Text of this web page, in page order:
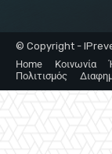
© Copyright -
Home
Κοινωνία
Πολιτισμός